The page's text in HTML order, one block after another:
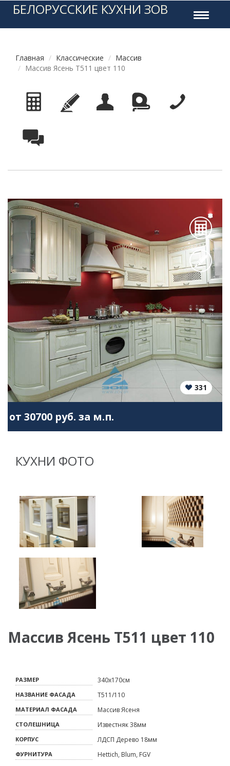
Toggle
БЕЛОРУССКИЕ КУХНИ ЗОВ
Главная Классические
Массив
Массив Ясень Т511 цвет 110
331
от 30700 руб. за м.п.
КУХНИ ФОТО
Массив Ясень Т511 цвет 110
РАЗМЕР 340х170см
НАЗВАНИЕ ФАСАДА Т511/110
МАТЕРИАЛ ФАСАДА Массив Ясеня
СТОЛЕШНИЦА Известняк 38мм
КОРПУС ЛДСП Дерево 18мм
ФУРНИТУРА Hettich, Blum, FGV